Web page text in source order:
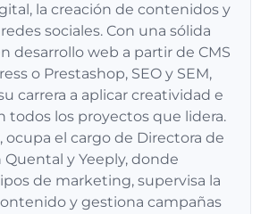
la creación de contenidos y
sociales. Con una sólida
desarrollo web a partir de CMS
o Prestashop, SEO y SEM,
carrera a aplicar creatividad e
todos los proyectos que lidera.
el cargo de Directora de
y Yeeply, donde
de marketing, supervisa la
y gestiona campañas